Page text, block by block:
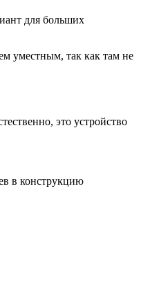
для больших
уместным, так как там не
это устройство
в конструкцию